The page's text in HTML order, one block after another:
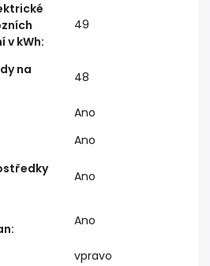
v kWh:
49
na
48
Ano
Ano
Ano
:
Ano
vpravo